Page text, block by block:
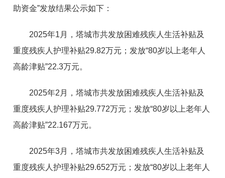
助资金”发放结果公示如下：
2025年1月，塔城市共发放困难残疾人生活补贴及
重度残疾人护理补贴29.82万元；发放“80岁以上老年人
高龄津贴”22.3万元。
2025年2月，塔城市共发放困难残疾人生活补贴及
重度残疾人护理补贴29.772万元；发放“80岁以上老年人
高龄津贴”22.167万元。
2025年3月，塔城市共发放困难残疾人生活补贴及
重度残疾人护理补贴29.652万元；发放“80岁以上老年人